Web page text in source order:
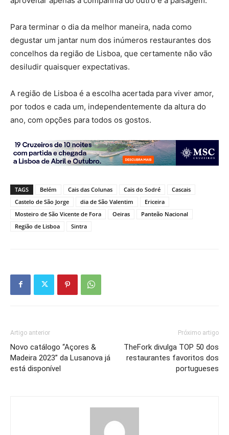
Para terminar o dia da melhor maneira, nada como
degustar um jantar num dos inúmeros restaurantes dos
concelhos da região de Lisboa, que certamente não vão
desiludir quaisquer expectativas.
A região de Lisboa é a escolha acertada para viver amor,
por todos e cada um, independentemente da altura do
ano, com opções para todos os gostos.
TAGS Belém Cais das Colunas Cais do Sodré
Cascais
Castelo de São Jorge
dia de São Valentim
Ericeira
Mosteiro de São Vicente de Fora
Oeiras
Panteão Nacional
Região de Lisboa
Sintra
Artigo anterior
Novo catálogo “Açores &
Madeira 2023” da Lusanova já
está disponível
Próximo artigo
TheFork divulga TOP 50 dos
restaurantes favoritos dos
portugueses